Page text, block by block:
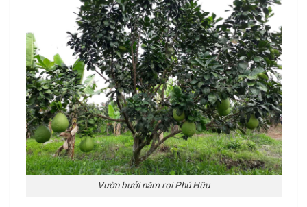
Vườn bưởi năm roi Phú Hữu